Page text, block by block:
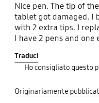
Nice pen. The tip of
tablet got damaged. I
with 2 extra tips. I
I have 2 pens and
to teach my son
Traduci
Ho consigliato questo
Originariamente